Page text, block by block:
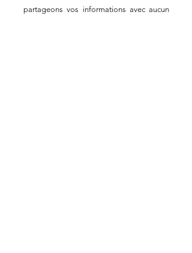
partageons vos informations avec aucun